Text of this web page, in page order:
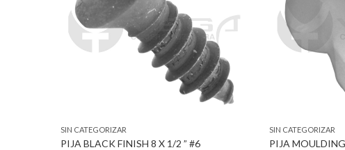
SIN CATEGORIZAR
PIJA BLACK FINISH 8 X 1/2 ” #6
SIN CATEGORIZAR
PIJA